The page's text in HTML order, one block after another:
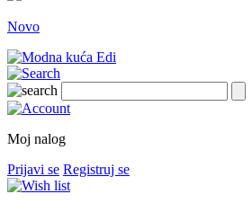
Novo
Moj nalog
Prijavi se Registruj se